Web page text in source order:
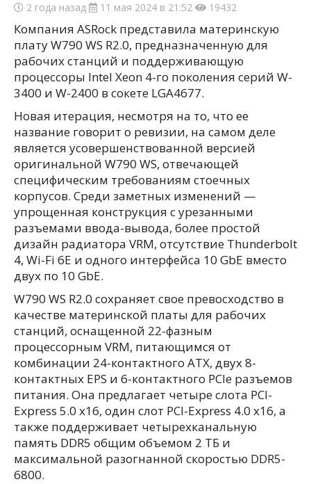
2 года назад 11 мая 2024 в 21:52 19432
Компания ASRock представила материнскую
плату W790 WS R2.0, предназначенную для
рабочих станций и поддерживающую
процессоры Intel Xeon 4-го поколения серий W-
3400 и W-2400 в сокете LGA4677.
Новая итерация, несмотря на то, что ее
название говорит о ревизии, на самом деле
является усовершенствованной версией
оригинальной W790 WS, отвечающей
специфическим требованиям стоечных
корпусов. Среди заметных изменений —
упрощенная конструкция с урезанными
разъемами ввода-вывода, более простой
дизайн радиатора VRM, отсутствие Thunderbolt
4, Wi-Fi 6E и одного интерфейса 10 GbE вместо
двух по 10 GbE.
W790 WS R2.0 сохраняет свое превосходство в
качестве материнской платы для рабочих
станций, оснащенной 22-фазным
процессорным VRM, питающимся от
комбинации 24-контактного ATX, двух 8-
контактных EPS и 6-контактного PCIe разъемов
питания. Она предлагает четыре слота PCI-
Express 5.0 x16, один слот PCI-Express 4.0 x16, а
также поддерживает четырехканальную
память DDR5 общим объемом 2 ТБ и
максимальной разогнанной скоростью DDR5-
6800.